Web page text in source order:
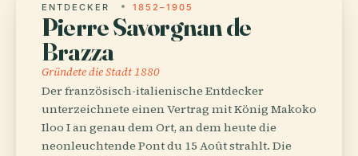
ENTDECKER 1852–1905
Pierre Savorgnan de
Brazza
Gründete die Stadt 1880
Der französisch-italienische Entdecker
unterzeichnete einen Vertrag mit König Makoko
Iloo I an genau dem Ort, an dem heute die
neonleuchtende Pont du 15 Août strahlt. Die